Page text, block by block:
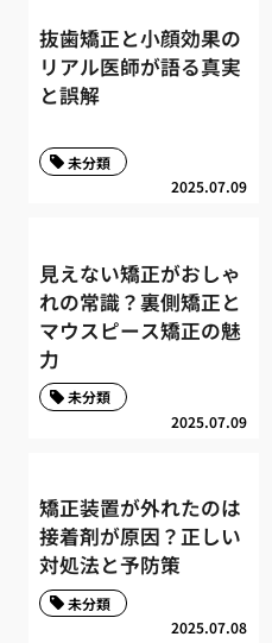
抜歯矯正と小顔効果の
リアル医師が語る真実
と誤解
2025.07.09
未分類
見えない矯正がおしゃ
れの常識？裏側矯正と
マウスピース矯正の魅
力
2025.07.09
未分類
矯正装置が外れたのは
接着剤が原因？正しい
対処法と予防策
2025.07.08
未分類